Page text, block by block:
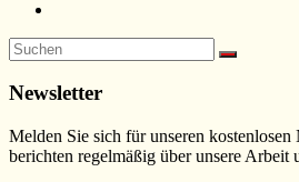
Newsletter
Melden Sie sich für unseren
berichten regelmäßig über unsere Arbeit